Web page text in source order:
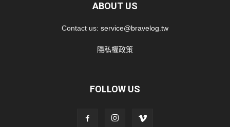
ABOUT US
Contact us: service@bravelog.tw
隱私權政策
FOLLOW US